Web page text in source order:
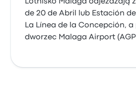
Lotnisko Málaga odjeżdżają
de 20 de Abril lub Estación
La Línea de la Concepción,
dworzec Malaga Airport